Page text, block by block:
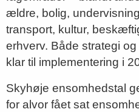
ældre, bolig,
transport, kultur,
erhverv. Både strategi
klar til implementering i
Skyhøje ensomhedstal
for alvor fået sat